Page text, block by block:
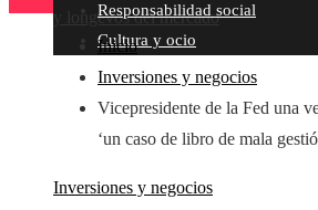
y longevos del mercado
Responsabilidad social
Cultura y ocio
Inicio
Inversiones y negocios
Vicepresidente de la Fed una
‘un caso de libro de mala
Inversiones y negocios